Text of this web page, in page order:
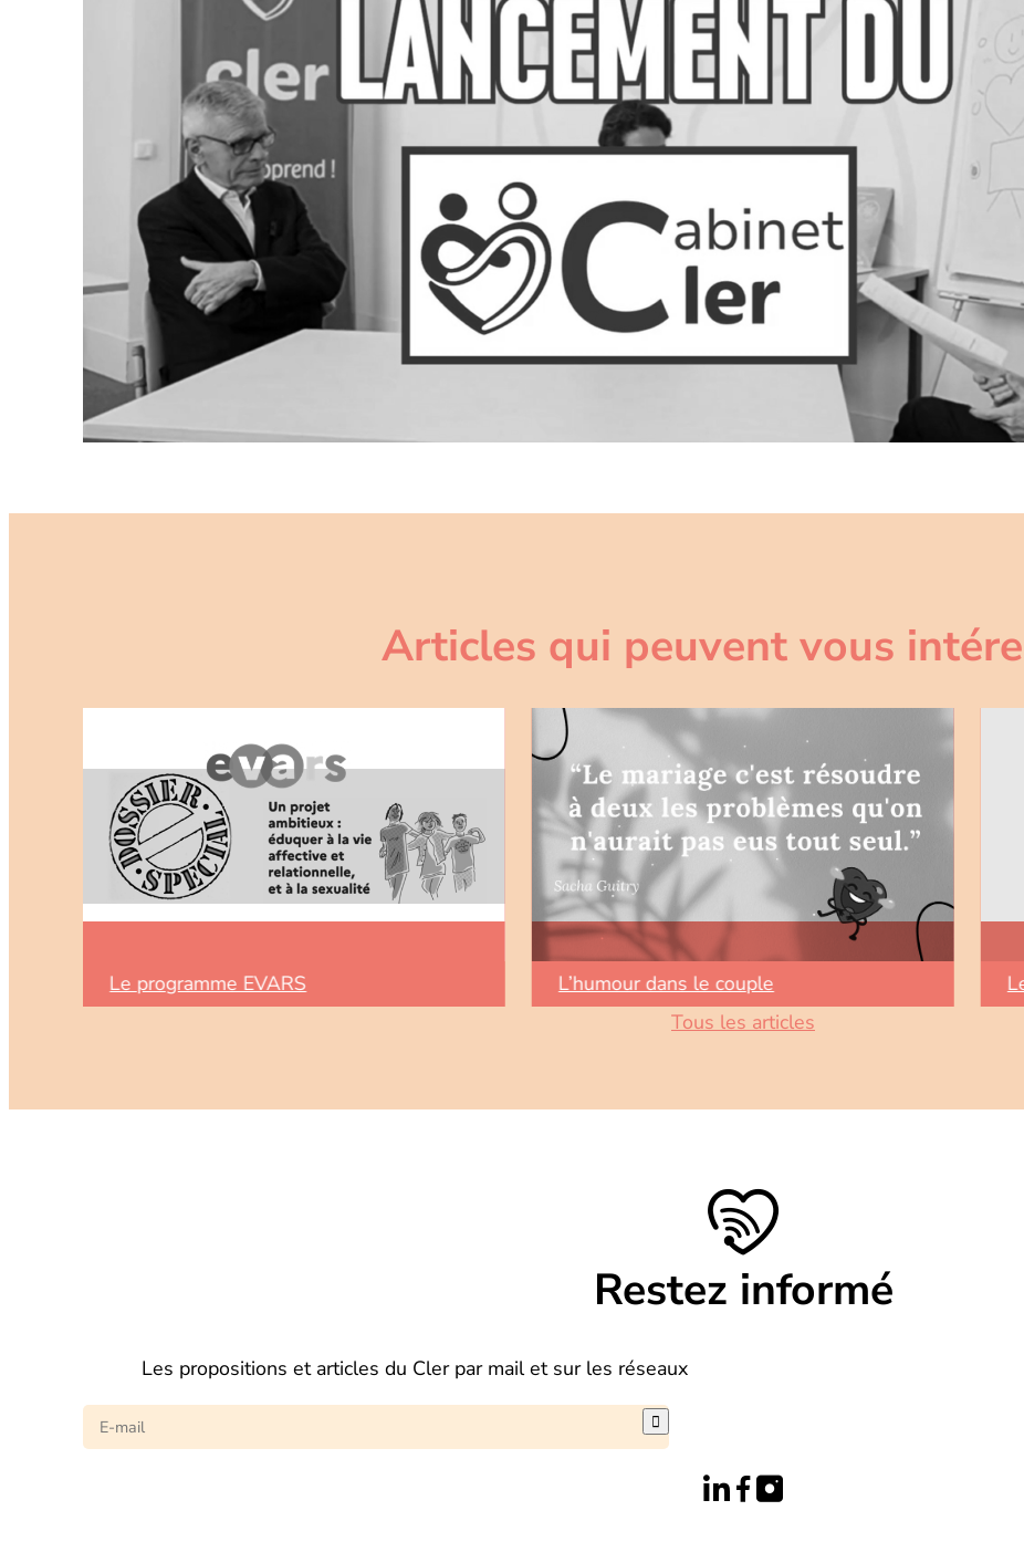
Articles qui peuvent vous
Le programme EVARS L’humour dans le couple
Tous les articles
Restez informé
Les propositions et articles du Cler par mail et sur les réseaux
